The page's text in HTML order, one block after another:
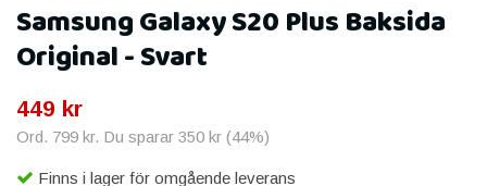
Samsung Galaxy S20 Plus Baksida
Original - Svart
449 kr
Ord. 799 kr. Du sparar 350 kr (44%)
Finns i lager för omgående leverans